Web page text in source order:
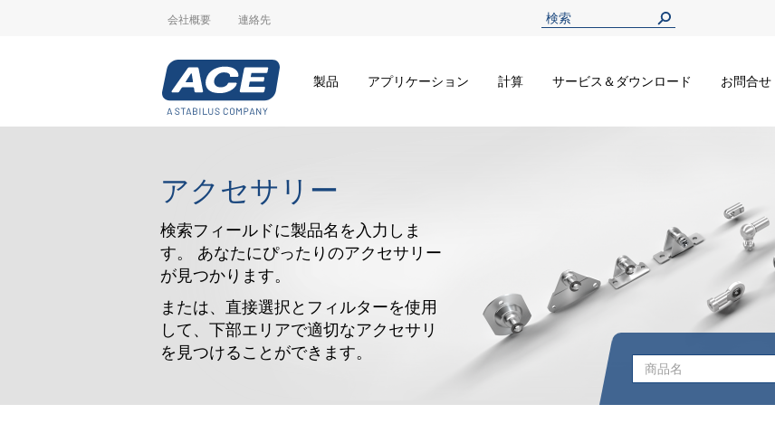
会社概要 連絡先
製品 アプリケーション 計算 サービス＆ダウンロード お問合せ
アクセサリー
検索フィールドに製品名を入力しま
す。 あなたにぴったりのアクセサリー
が見つかります。
または、直接選択とフィルターを使用
して、下部エリアで適切なアクセサリ
を見つけることができます。